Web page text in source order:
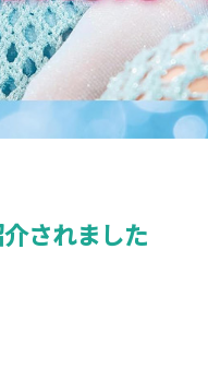
されました